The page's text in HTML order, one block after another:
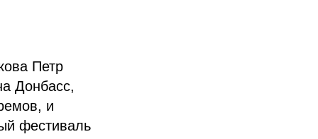
Петр
Донбасс,
и
фестиваль